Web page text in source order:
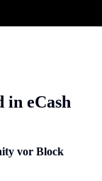
in eCash
vor Block